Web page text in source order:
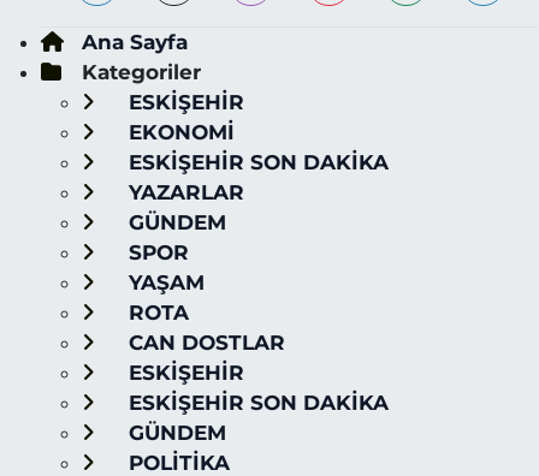
Ana Sayfa
Kategoriler
ESKİŞEHİR
EKONOMİ
ESKİŞEHİR SON DAKİKA
YAZARLAR
GÜNDEM
SPOR
YAŞAM
ROTA
CAN DOSTLAR
ESKİŞEHİR
ESKİŞEHİR SON DAKİKA
GÜNDEM
POLİTİKA